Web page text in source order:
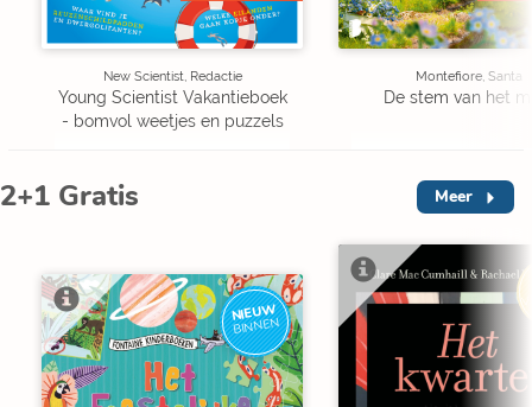
New Scientist, Redactie
Young Scientist Vakantieboek
- bomvol weetjes en puzzels
Montefiore, Santa
De stem van het
2+1 Gratis Meer
NIEUW
BINNEN